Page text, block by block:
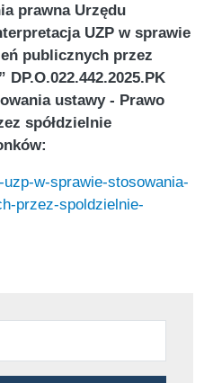
prawna Urzędu
UZP w sprawie
publicznych przez
ustawy - Prawo
spółdzielnie
w-sprawie-stosowania-
przez-spoldzielnie-